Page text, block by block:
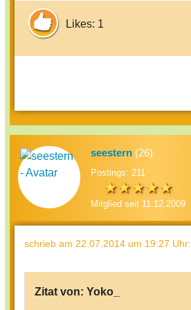
Likes: 1
seestern (26)
Postings: 211
Mitglied seit 11.12.2009
schrieb am 22.07.2014 um 19:27 Uhr:
Zitat von: Yoko_